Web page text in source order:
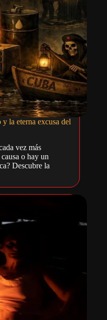
y la eterna excusa del
vez más
o hay un
Descubre la